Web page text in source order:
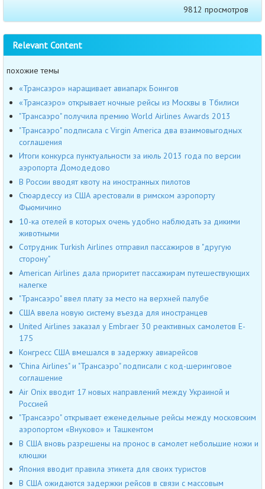
9812 просмотров
Relevant Content
похожие темы
«Трансаэро» наращивает авиапарк Боингов
«Трансаэро» открывает ночные рейсы из Москвы в Тбилиси
"Трансаэро" получила премию World Airlines Awards 2013
"Трансаэро" подписала с Virgin America два взаимовыгодных
соглашения
Итоги конкурса пунктуальности за июль 2013 года по версии
аэропорта Домодедово
В России вводят квоту на иностранных пилотов
Стюардессу из США арестовали в римском аэропорту
Фьюмичино
10-ка отелей в которых очень удобно наблюдать за дикими
животными
Сотрудник Turkish Airlines отправил пассажиров в "другую
сторону"
American Airlines дала приоритет пассажирам путешествующих
налегке
"Трансаэро" ввел плату за место на верхней палубе
США ввела новую систему въезда для иностранцев
United Airlines заказал у Embraer 30 реактивных самолетов E-
175
Конгресс США вмешался в задержку авиарейсов
"China Airlines" и "Трансаэро" подписали с код-шеринговое
соглашение
Air Onix вводит 17 новых направлений между Украиной и
Россией
"Трансаэро" открывает еженедельные рейсы между московским
аэропортом «Внуково» и Ташкентом
В США вновь разрешены на пронос в самолет небольшие ножи и
клюшки
Япония вводит правила этикета для своих туристов
В США ожидаются задержки рейсов в связи с массовым